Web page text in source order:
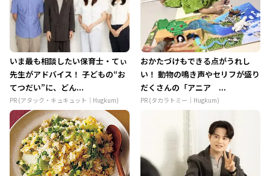
いま最も相談したい保育士・てぃ
先生がアドバイス！ 子どもの“お
てつだい”に、どん...
PR (アタック・キュキュット｜Hugkum)
おかたづけもできる点がうれし
い！ 動物の鳴き声やセリフが盛り
だくさんの「アニア ...
PR (タカラトミー｜Hugkum)